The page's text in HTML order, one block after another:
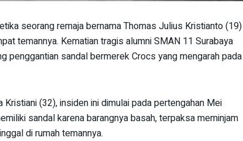
seorang remaja bernama Thomas Julius Kristianto (19)
temannya. Kematian tragis alumni SMAN 11 Surabaya
sandal bermerek Crocs yang mengarah pada
(32), insiden ini dimulai pada pertengahan Mei
sandal karena barangnya basah, terpaksa meminjam
di rumah temannya.